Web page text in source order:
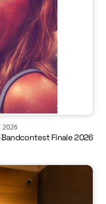
2026
Finale 2026